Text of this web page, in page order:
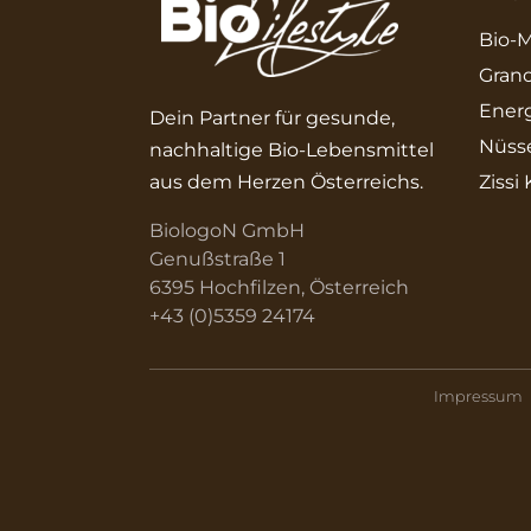
Dein Partner für gesunde,
nachhaltige Bio-Lebensmittel
aus dem Herzen Österreichs.
BiologoN GmbH
Genußstraße 1
6395 Hochfilzen, Österreich
+43 (0)5359 24174
Bio-
Zissi
Impressum